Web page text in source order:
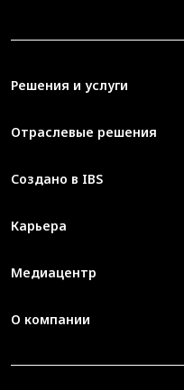
Решения и услуги
Отраслевые решения
Создано в IBS
Карьера
Медиацентр
О компании